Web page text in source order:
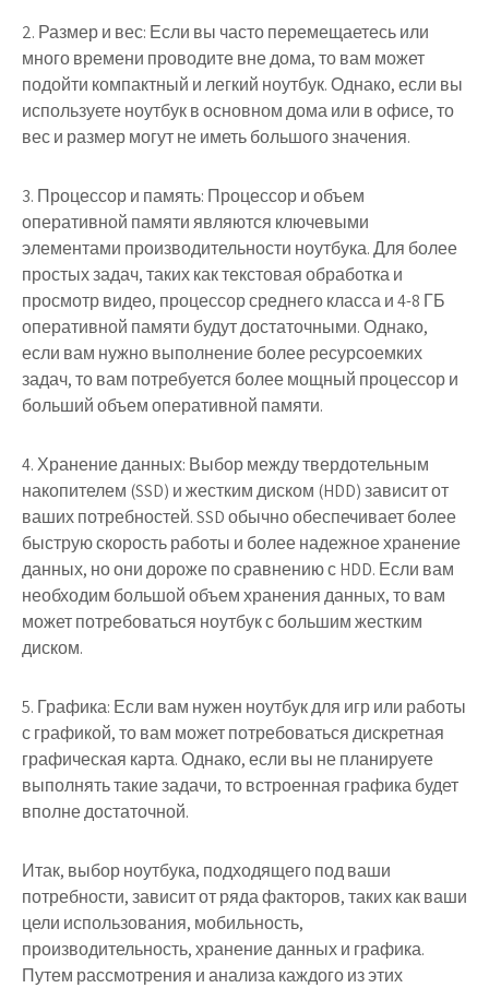
2. Размер и вес: Если вы часто перемещаетесь или
много времени проводите вне дома, то вам может
подойти компактный и легкий ноутбук. Однако, если вы
используете ноутбук в основном дома или в офисе, то
вес и размер могут не иметь большого значения.
3. Процессор и память: Процессор и объем
оперативной памяти являются ключевыми
элементами производительности ноутбука. Для более
простых задач, таких как текстовая обработка и
просмотр видео, процессор среднего класса и 4-8 ГБ
оперативной памяти будут достаточными. Однако,
если вам нужно выполнение более ресурсоемких
задач, то вам потребуется более мощный процессор и
больший объем оперативной памяти.
4. Хранение данных: Выбор между твердотельным
накопителем (SSD) и жестким диском (HDD) зависит от
ваших потребностей. SSD обычно обеспечивает более
быструю скорость работы и более надежное хранение
данных, но они дороже по сравнению с HDD. Если вам
необходим большой объем хранения данных, то вам
может потребоваться ноутбук с большим жестким
диском.
5. Графика: Если вам нужен ноутбук для игр или работы
с графикой, то вам может потребоваться дискретная
графическая карта. Однако, если вы не планируете
выполнять такие задачи, то встроенная графика будет
вполне достаточной.
Итак, выбор ноутбука, подходящего под ваши
потребности, зависит от ряда факторов, таких как ваши
цели использования, мобильность,
производительность, хранение данных и графика.
Путем рассмотрения и анализа каждого из этих